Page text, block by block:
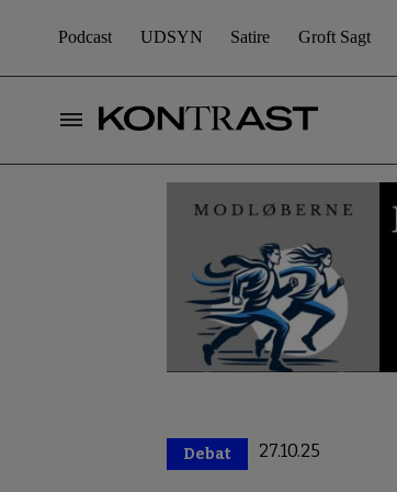
Podcast UDSYN Satire Groft Sagt
Debat 27.10.25